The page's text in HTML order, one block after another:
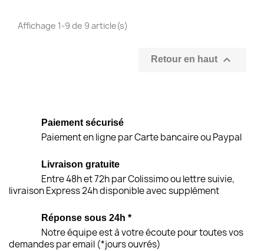
Affichage 1-9 de 9 article(s)
Retour en haut 
Paiement sécurisé
Paiement en ligne par Carte bancaire ou Paypal
Livraison gratuite
Entre 48h et 72h par Colissimo ou lettre suivie,
livraison Express 24h disponible avec supplément
Réponse sous 24h *
Notre équipe est à votre écoute pour toutes vos
demandes par email (*jours ouvrés)